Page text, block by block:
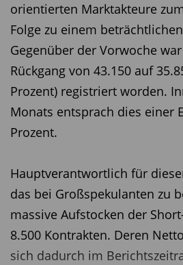
orientierten Marktakteure
Folge zu einem
Gegenüber der Vorwoche
Rückgang von 43.150 auf
Prozent) registriert worden.
Monats entsprach dies einer
Prozent.
Hauptverantwortlich für
das bei Großspekulanten zu
massive Aufstocken der
8.500 Kontrakten. Deren
sich dadurch im